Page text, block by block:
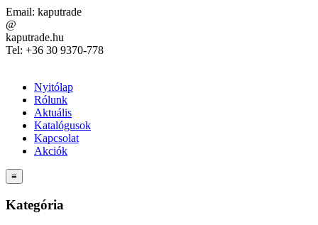
Email: kaputrade
@
kaputrade.hu
Tel: +36 30 9370-778
Nyitólap
Rólunk
Aktuális
Katalógusok
Kapcsolat
Akciók
≡
Kategória